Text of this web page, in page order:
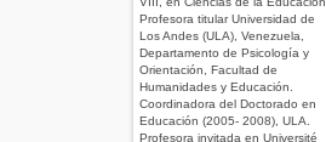
Profesora titular Universidad de
Los Andes (ULA), Venezuela,
Departamento de Psicología y
Orientación, Facultad de
Humanidades y Educación.
Coordinadora del Doctorado en
Educación (2005- 2008), ULA.
Profesora invitada en Université